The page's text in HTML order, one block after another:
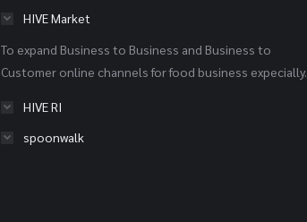
HIVE Market
To expand Business to Business and Business to
Customer online channels for food business expecially.
HIVE RI
spoonwalk